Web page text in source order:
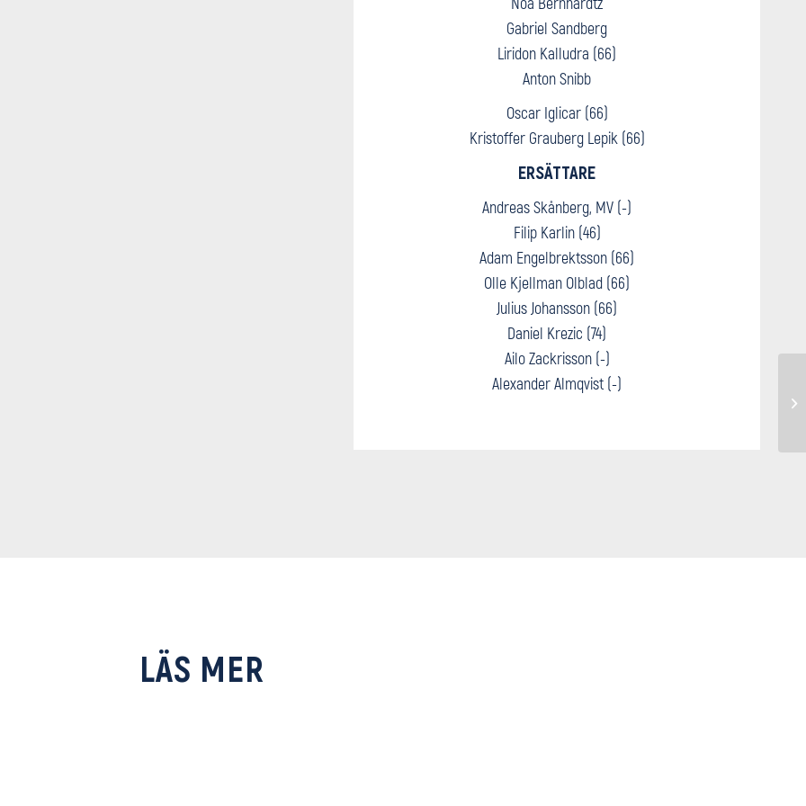
Gabriel Sandberg
Liridon Kalludra (66)
Anton Snibb
Oscar Iglicar (66)
Kristoffer Grauberg Lepik (66)
ERSÄTTARE
Andreas Skånberg, MV (-)
Filip Karlin (46)
Adam Engelbrektsson (66)
Olle Kjellman Olblad (66)
Julius Johansson (66)
Daniel Krezic (74)
Ailo Zackrisson (-)
Alexander Almqvist (-)
LÄS MER